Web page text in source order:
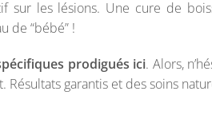
sur les lésions. Une cure de
de “bébé” !
prodigués ici. Alors,
Résultats garantis et des soins